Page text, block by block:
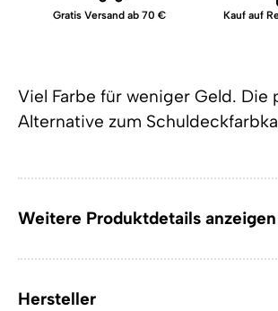
Viel Farbe für weniger Geld. Die
Alternative zum
Weitere Produktdetails anzeigen
Hersteller
Gratis Versand ab 70 € Kauf auf